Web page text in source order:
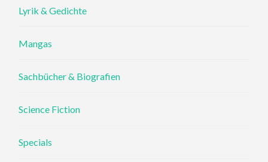
Lyrik & Gedichte
Mangas
Sachbücher & Biografien
Science Fiction
Specials